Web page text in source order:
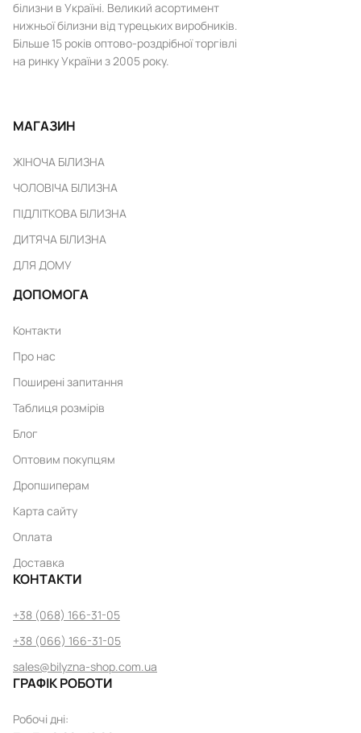
білизни в Україні. Великий асортимент
нижньої білизни від турецьких виробників.
Більше 15 років оптово-роздрібної торгівлі
на ринку України з 2005 року.
МАГАЗИН
ЖІНОЧА БІЛИЗНА
ЧОЛОВІЧА БІЛИЗНА
ПІДЛІТКОВА БІЛИЗНА
ДИТЯЧА БІЛИЗНА
ДЛЯ ДОМУ
ДОПОМОГА
Контакти
Про нас
Поширені запитання
Таблиця розмірів
Блог
Оптовим покупцям
Дропшиперам
Карта сайту
Оплата
Доставка
КОНТАКТИ
+38 (068) 166-31-05
+38 (066) 166-31-05
sales@bilyzna-shop.com.ua
ГРАФІК РОБОТИ
Робочі дні: